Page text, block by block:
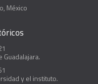
México
Guadalajara.
y el instituto.